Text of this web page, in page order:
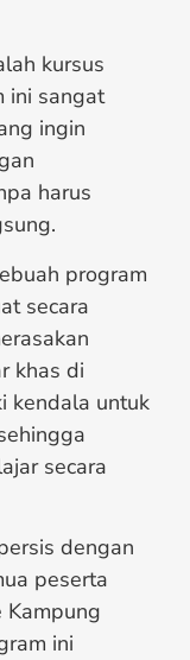
kursus
ini sangat
ingin
harus
program
secara
khas di
kendala untuk
secara
dengan
peserta
ini